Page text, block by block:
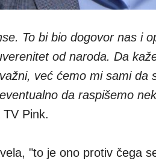
To bi bio dogovor nas i
od naroda. Da
već ćemo mi sami da
da raspišemo
Pink.
"to je ono protiv čega